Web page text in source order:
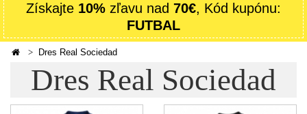
Získajte 10% zľavu nad 70€, Kód kupónu:
FUTBAL
Dres Real Sociedad
Dres Real Sociedad